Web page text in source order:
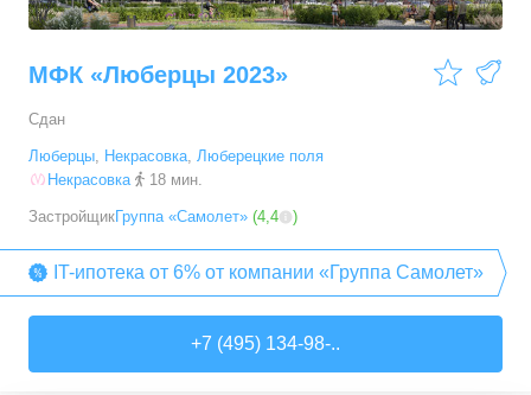
МФК «Люберцы 2023»
Сдан
Люберцы, Некрасовка, Люберецкие поля
Некрасовка
18 мин.
ЗастройщикГруппа «Самолет» (4,4 )
IT-ипотека от 6% от компании «Группа Самолет»
+7 (495) 134-98-..